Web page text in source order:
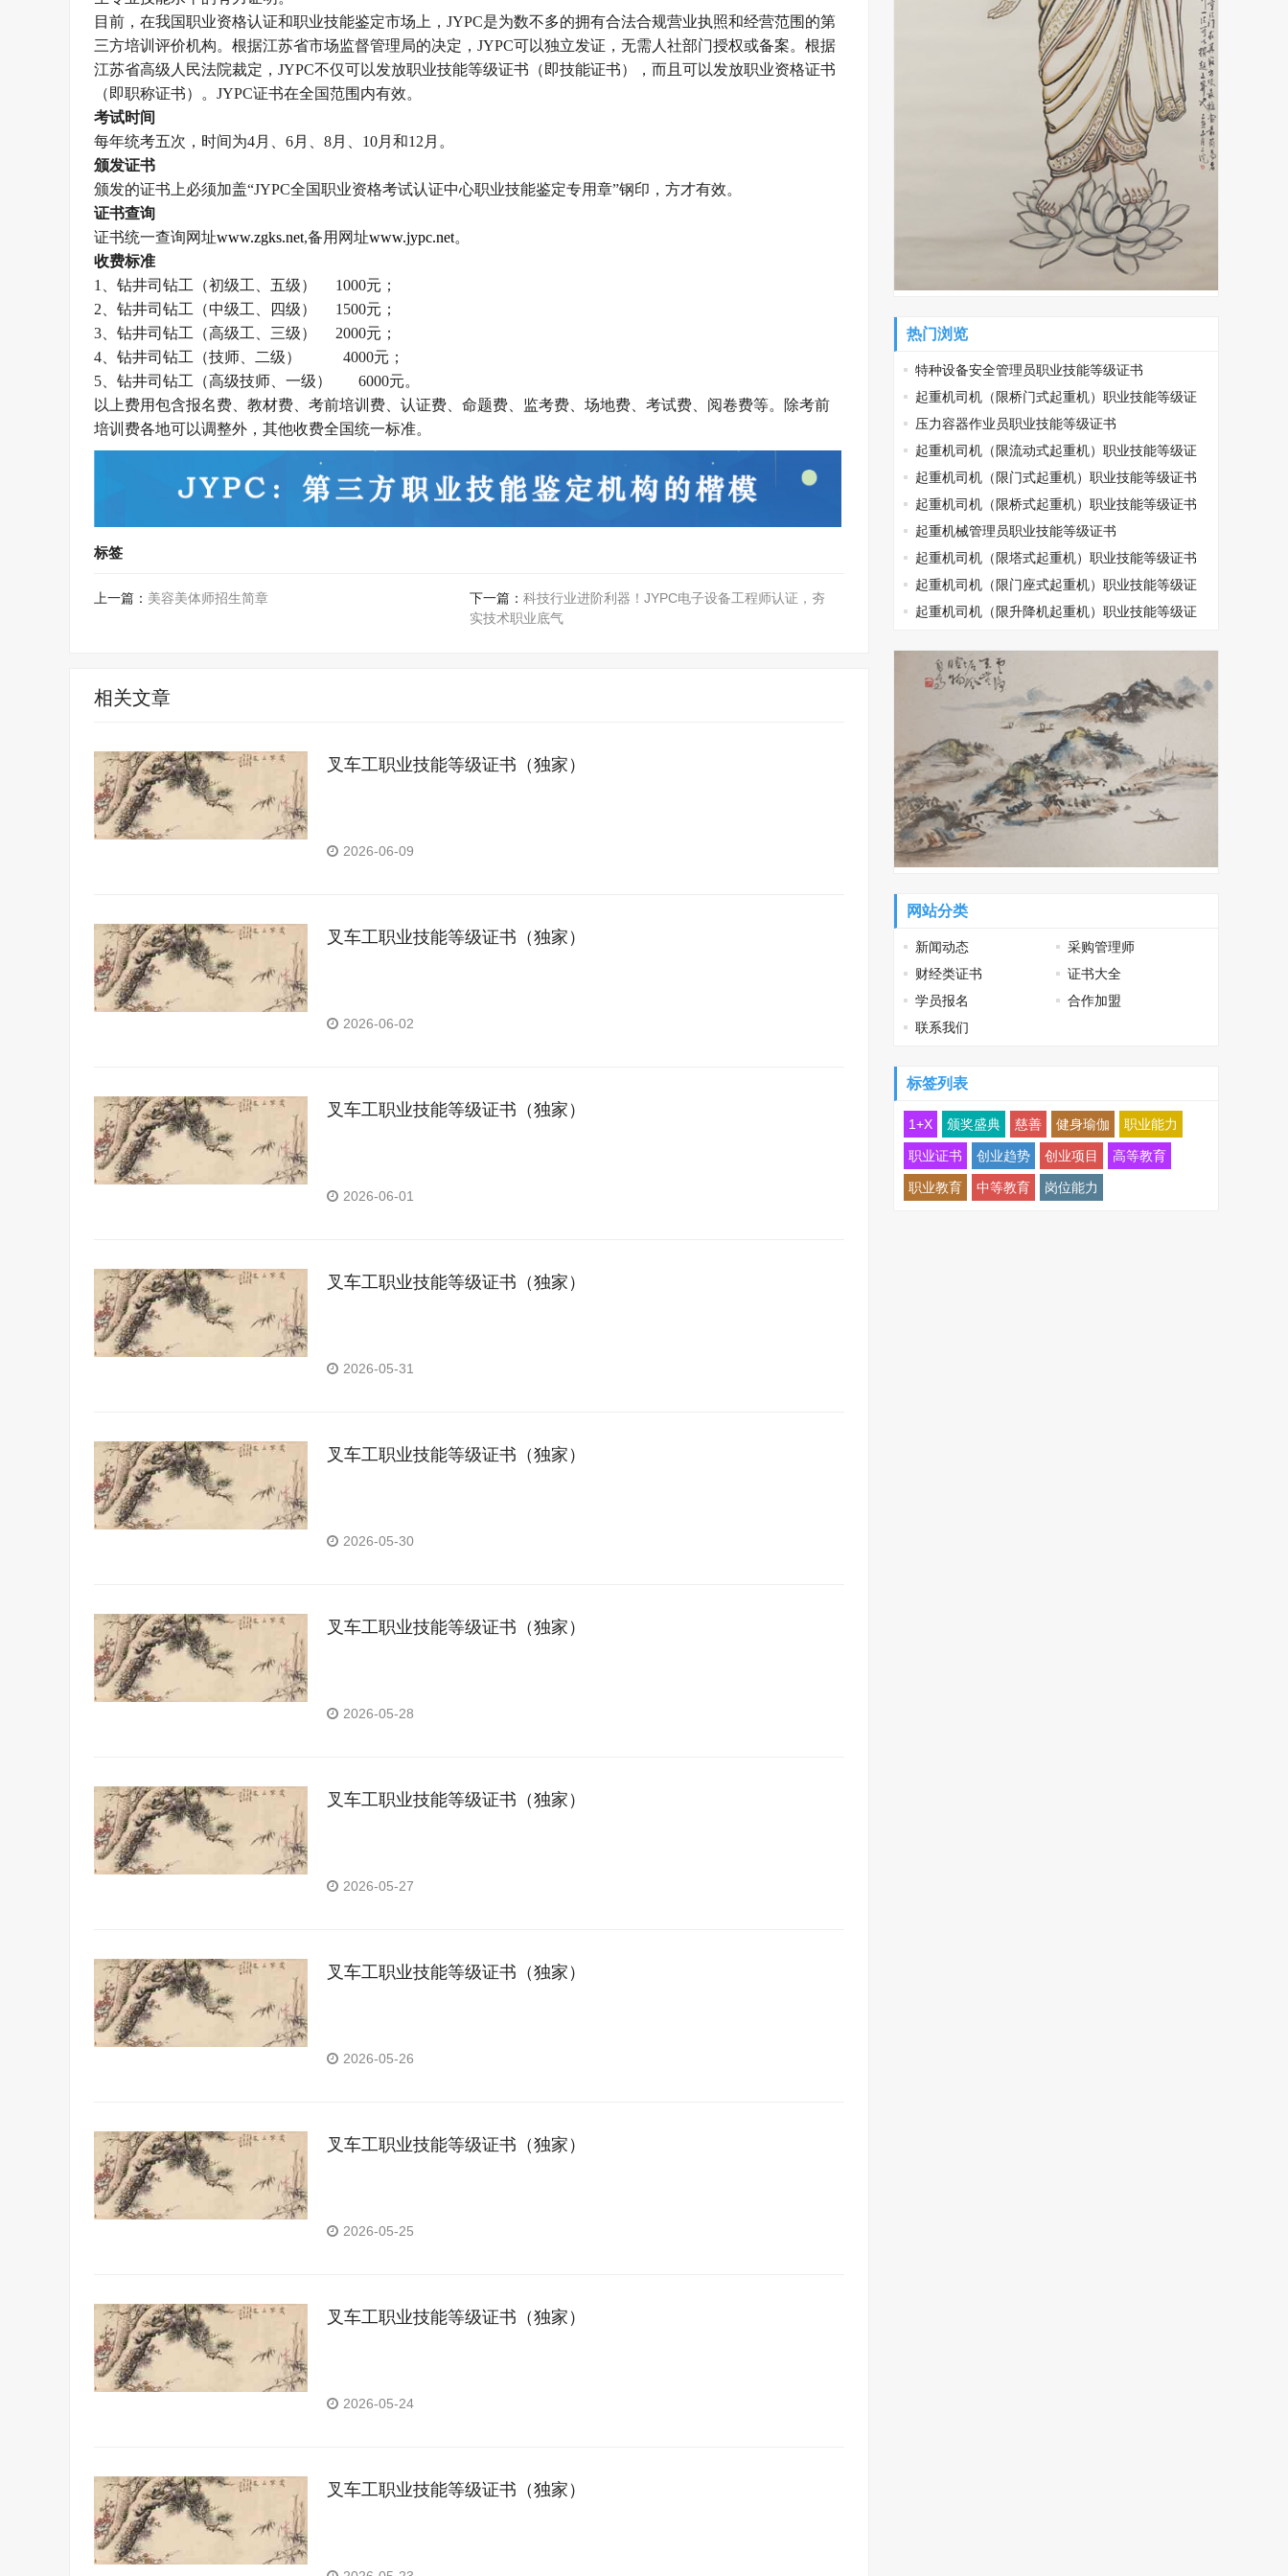
目前，在我国职业资格认证和职业技能鉴定市场上， JYPC是为数不多的拥有合法合规营业执照和经营范围的第
三方培训评价机构。根据江苏省市场监督管理局的决定， JYPC可以独立发证，无需人社部门授权或备案。根据
江苏省高级人民法院裁定， JYPC不仅可以发放职业技能等级证书（即技能证书），而且可以发放职业资格证书
（即职称证书）。 JYPC证书在全国范围内有效。
考试时间
每年统考五次，时间为4月、 6月、 8月、 10月和12 月。
颁发证书
颁发的证书上必须加盖“JYPC全国职业资格考试认证中心职业技能鉴定专用章”钢印，方才有效。
证书查询
证书统一查询网址www.zgks.net,备用网址www.jypc.net。
收费标准
1
、钻井司钻工（初级工、五级） 1000元；
2 、钻井司钻工（中级工、四级） 1500元；
3 、钻井司钻工（高级工、三级） 2000元；
4 、钻井司钻工（技师、二级） 4000元；
5 、钻井司钻工（高级技师、一级） 6000元。
以上费用包含报名费、教材费、考前培训费、认证费、命题费、监考费、场地费、考试费、阅卷费等。除考前
培训费各地可以调整外，其他收费全国统一标准。
标签
上一篇： 美容美体师招生简章 下一篇： 科技行业进阶利器！JYPC电子设备工程师认证，夯
实技术职业底气
相关文章
叉车工职业技能等级证书（独家）
2026-06-09
叉车工职业技能等级证书（独家）
2026-06-02
叉车工职业技能等级证书（独家）
2026-06-01
叉车工职业技能等级证书（独家）
2026-05-31
叉车工职业技能等级证书（独家）
2026-05-30
叉车工职业技能等级证书（独家）
2026-05-28
叉车工职业技能等级证书（独家）
2026-05-27
叉车工职业技能等级证书（独家）
2026-05-26
叉车工职业技能等级证书（独家）
2026-05-25
叉车工职业技能等级证书（独家）
2026-05-24
叉车工职业技能等级证书（独家）
热门浏览
特种设备安全管理员职业技能等级证书
起重机司机（限桥门式起重机）职业技能等级证
书压力容器作业员职业技能等级证书
起重机司机（限流动式起重机）职业技能等级证
书起重机司机（限门式起重机）职业技能等级证书
起重机司机（限桥式起重机）职业技能等级证书
起重机械管理员职业技能等级证书
起重机司机（限塔式起重机）职业技能等级证书
起重机司机（限门座式起重机）职业技能等级证
书起重机司机（限升降机起重机）职业技能等级证
网站分类
新闻动态
采购管理师
财经类证书
证书大全
学员报名
合作加盟
联系我们
标签列表
1+X 颁奖盛典 慈善 健身瑜伽 职业能力
职业证书 创业趋势 创业项目 高等教育
职业教育 中等教育 岗位能力